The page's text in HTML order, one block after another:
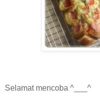
Selamat mencoba ^___^